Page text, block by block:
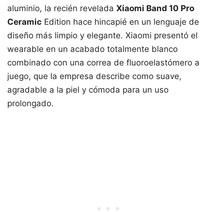
aluminio, la recién revelada Xiaomi Band 10 Pro
Ceramic Edition hace hincapié en un lenguaje de
diseño más limpio y elegante. Xiaomi presentó el
wearable en un acabado totalmente blanco
combinado con una correa de fluoroelastómero a
juego, que la empresa describe como suave,
agradable a la piel y cómoda para un uso
prolongado.